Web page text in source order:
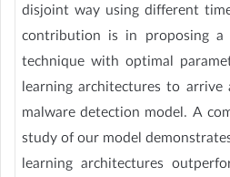
disjoint way using different
contribution is in proposing a
technique with optimal
learning architectures to
malware detection model. A
study of our model
learning architectures